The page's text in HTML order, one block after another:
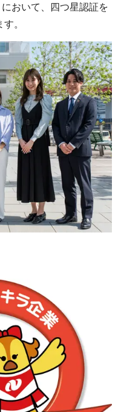
おいて、四つ星認証を
。